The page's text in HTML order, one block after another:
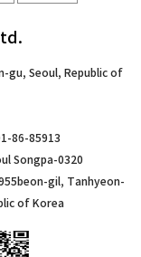
gu, Seoul, Republic of
86-85913
Songpa-0320
gil, Tanhyeon-
of Korea